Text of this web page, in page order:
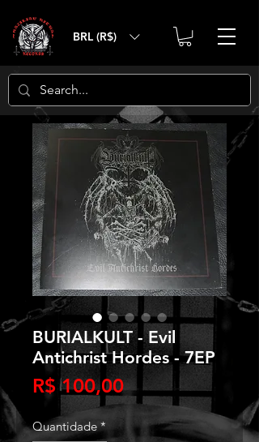
BRL (R$)
BURIALKULT - Evil
Antichrist Hordes - 7EP
R$ 100,00Preço
Quantidade *